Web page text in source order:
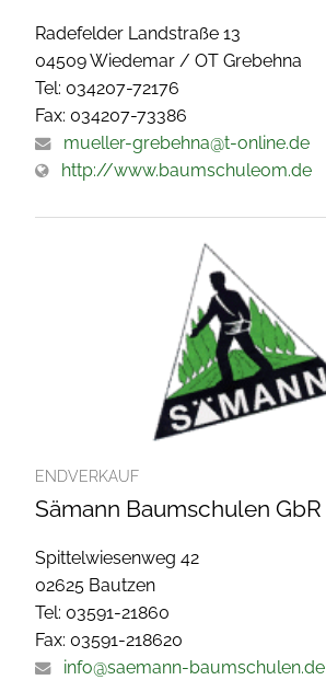
Radefelder Landstraße 13
04509 Wiedemar / OT Grebehna
Tel: 034207-72176
Fax: 034207-73386
mueller-grebehna@t-online.de
http://www.baumschuleom.de
ENDVERKAUF
Sämann Baumschulen GbR
Spittelwiesenweg 42
02625 Bautzen
Tel: 03591-21860
Fax: 03591-218620
info@saemann-baumschulen.de